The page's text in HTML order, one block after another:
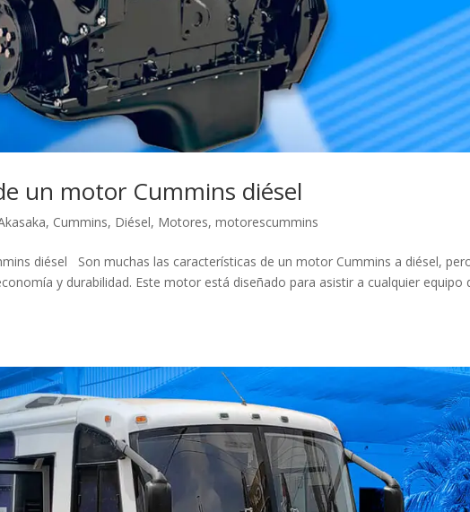
un motor Cummins diésel
, Cummins, Diésel, Motores,motorescummins
diésel Son muchas las características de un motor Cummins a diésel,
y durabilidad. Este motor está diseñado para asistir a cualquier equipo